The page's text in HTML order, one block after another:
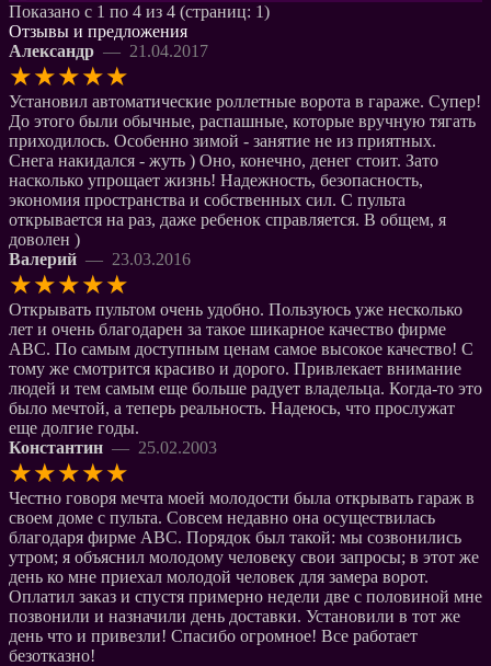
Показано с 1 по 4 из 4 (страниц: 1)
Отзывы и предложения
Александр — 21.04.2017
★★★★★
Установил автоматические роллетные ворота в гараже. Супер!
До этого были обычные, распашные, которые вручную тягать
приходилось. Особенно зимой - занятие не из приятных.
Снега накидался - жуть ) Оно, конечно, денег стоит. Зато
насколько упрощает жизнь! Надежность, безопасность,
экономия пространства и собственных сил. С пульта
открывается на раз, даже ребенок справляется. В общем, я
доволен )
Валерий — 23.03.2016
★★★★★
Открывать пультом очень удобно. Пользуюсь уже несколько
лет и очень благодарен за такое шикарное качество фирме
АВС. По самым доступным ценам самое высокое качество! С
тому же смотрится красиво и дорого. Привлекает внимание
людей и тем самым еще больше радует владельца. Когда-то это
было мечтой, а теперь реальность. Надеюсь, что прослужат
еще долгие годы.
Константин — 25.02.2003
★★★★★
Честно говоря мечта моей молодости была открывать гараж в
своем доме с пульта. Совсем недавно она осуществилась
благодаря фирме АВС. Порядок был такой: мы созвонились
утром; я объяснил молодому человеку свои запросы; в этот же
день ко мне приехал молодой человек для замера ворот.
Оплатил заказ и спустя примерно недели две с половиной мне
позвонили и назначили день доставки. Установили в тот же
день что и привезли! Спасибо огромное! Все работает
безотказно!